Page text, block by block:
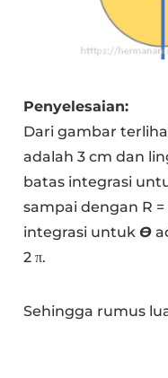
Penyelesaian:
Dari gambar
adalah 3 cm dan
batas integrasi
sampai dengan R
integrasi untuk Ɵ
2 π.
Sehingga rumus